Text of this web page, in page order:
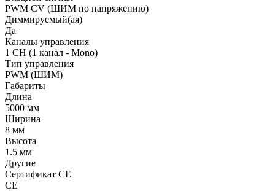
PWM СV (ШИМ по напряжению)
Диммируемый(ая)
Да
Каналы управления
1 CH (1 канал - Mono)
Тип управления
PWM (ШИМ)
Габариты
Длина
5000 мм
Ширина
8 мм
Высота
1.5 мм
Другие
Сертификат CE
CE